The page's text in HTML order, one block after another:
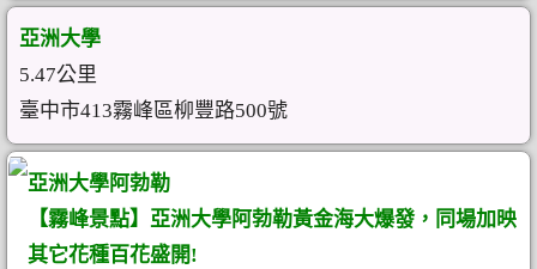
亞洲大學
5.47公里
臺中市413霧峰區柳豐路500號
亞洲大學阿勃勒
【霧峰景點】亞洲大學阿勃勒黃金海大爆發，同場加映
其它花種百花盛開!